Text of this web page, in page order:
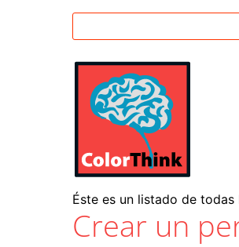
Éste es un listado de
Crear un